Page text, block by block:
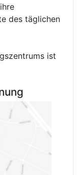
des täglichen
ist